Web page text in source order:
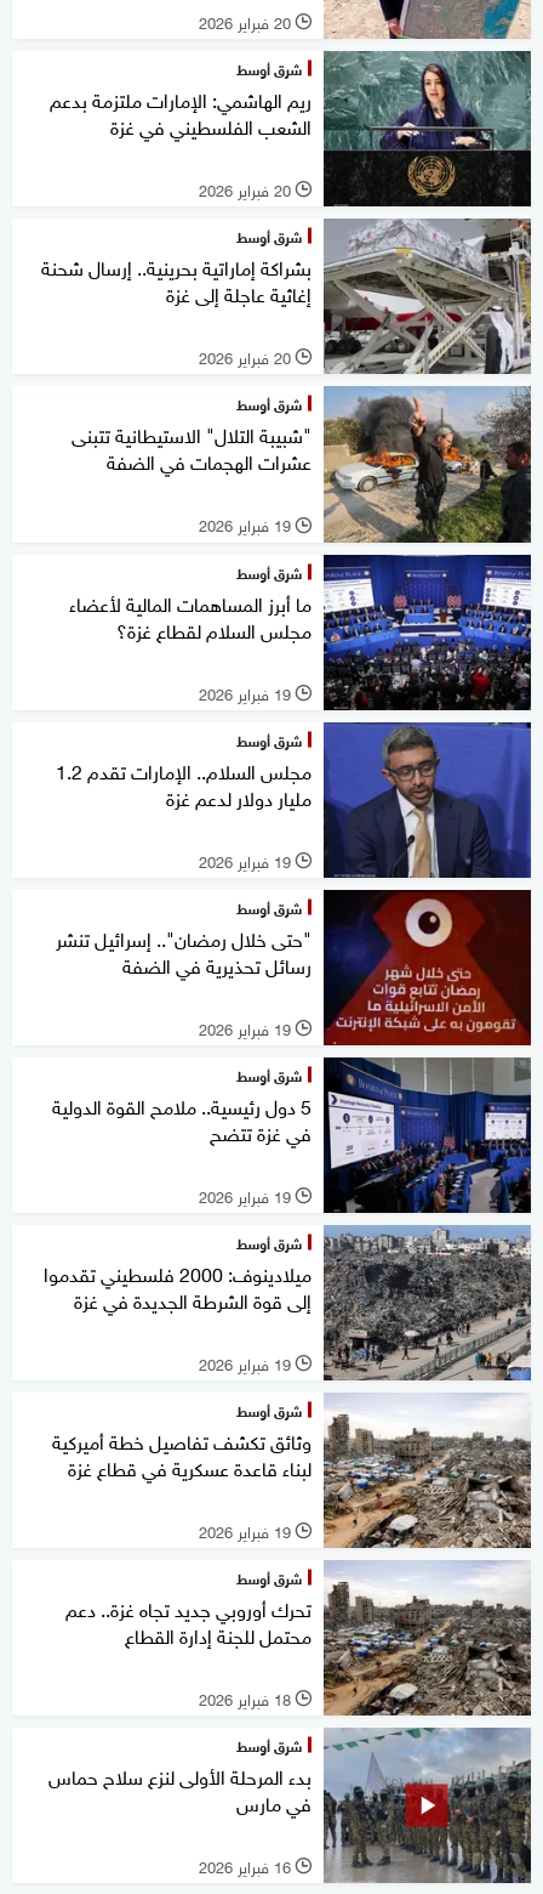
l 20 فبراير 2026
شرق أوسط
ريم الهاشمي: الإمارات ملتزمة بدعم
الشعب الفلسطيني في غزة
l 20 فبراير 2026
شرق أوسط
بشراكة إماراتية بحرينية.. إرسال شحنة
إغاثية عاجلة إلى غزة
l 20 فبراير 2026
شرق أوسط
"شبيبة التلال" الاستيطانية تتبنى
عشرات الهجمات في الضفة
l 19 فبراير 2026
شرق أوسط
ما أبرز المساهمات المالية لأعضاء
مجلس السلام لقطاع غزة؟
l 19 فبراير 2026
شرق أوسط
مجلس السلام.. الإمارات تقدم 1.2
مليار دولار لدعم غزة
l 19 فبراير 2026
شرق أوسط
"حتى خلال رمضان".. إسرائيل تنشر
رسائل تحذيرية في الضفة
l 19 فبراير 2026
شرق أوسط
5 دول رئيسية.. ملامح القوة الدولية
في غزة تتضح
l 19 فبراير 2026
شرق أوسط
ميلادينوف: 2000 فلسطيني تقدموا
إلى قوة الشرطة الجديدة في غزة
l 19 فبراير 2026
شرق أوسط
وثائق تكشف تفاصيل خطة أميركية
لبناء قاعدة عسكرية في قطاع غزة
l 19 فبراير 2026
شرق أوسط
تحرك أوروبي جديد تجاه غزة.. دعم
محتمل للجنة إدارة القطاع
l 18 فبراير 2026
شرق أوسط
بدء المرحلة الأولى لنزع سلاح حماس
في مارس
l 16 فبراير 2026